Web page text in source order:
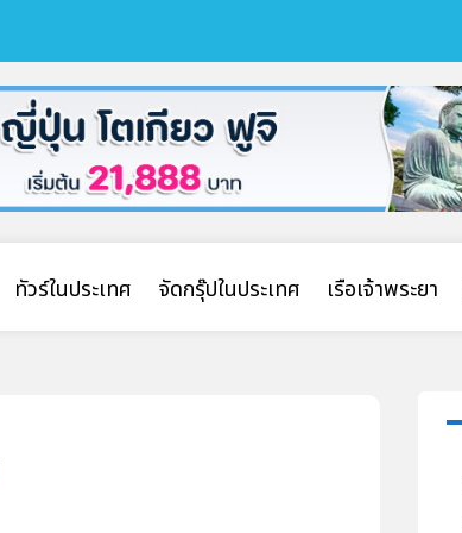
ทัวร์ในประเทศ จัดกรุ๊ปในประเทศ เรือเจ้าพระยา